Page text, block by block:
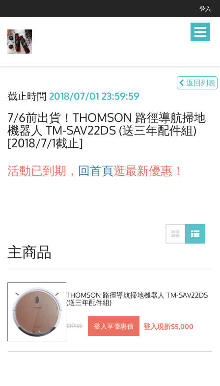
登入
Toggle
返回列表
截止時間 2018/07/01 23:59:59
7/6前出貨！THOMSON 路徑導航掃地
機器人 TM-SAV22DS (送三年配件組)
[2018/7/1截止]
活動已到期， 回首頁逛最新優惠！
主商品
THOMSON 路徑導航掃地機器人 TM-SAV22DS
(送三年配件組)
$14900 登入享優惠價 登入現折$5,000